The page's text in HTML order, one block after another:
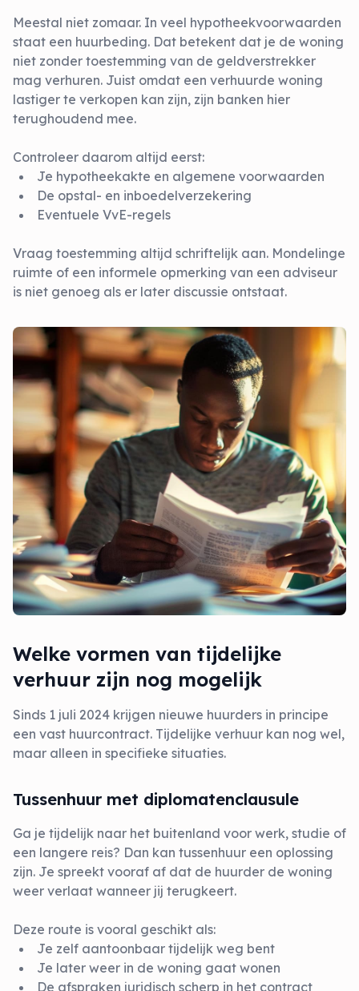
Meestal niet zomaar. In veel hypotheekvoorwaarden
staat een huurbeding. Dat betekent dat je de woning
niet zonder toestemming van de geldverstrekker
mag verhuren. Juist omdat een verhuurde woning
lastiger te verkopen kan zijn, zijn banken hier
terughoudend mee.
Controleer daarom altijd eerst:
Je hypotheekakte en algemene voorwaarden
De opstal- en inboedelverzekering
Eventuele VvE-regels
Vraag toestemming altijd schriftelijk aan. Mondelinge
ruimte of een informele opmerking van een adviseur
is niet genoeg als er later discussie ontstaat.
Welke vormen van tijdelijke
verhuur zijn nog mogelijk
Sinds 1 juli 2024 krijgen nieuwe huurders in principe
een vast huurcontract. Tijdelijke verhuur kan nog wel,
maar alleen in specifieke situaties.
Tussenhuur met diplomatenclausule
Ga je tijdelijk naar het buitenland voor werk, studie of
een langere reis? Dan kan tussenhuur een oplossing
zijn. Je spreekt vooraf af dat de huurder de woning
weer verlaat wanneer jij terugkeert.
Deze route is vooral geschikt als:
Je zelf aantoonbaar tijdelijk weg bent
Je later weer in de woning gaat wonen
De afspraken juridisch scherp in het contract